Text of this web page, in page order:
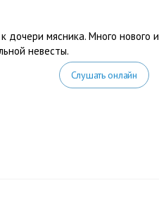
дочери мясника. Много нового и
невесты.
Слушать онлайн